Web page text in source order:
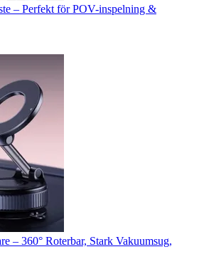
– Perfekt för POV-inspelning &
– 360° Roterbar, Stark Vakuumsug,